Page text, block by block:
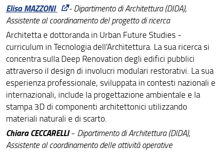
Elisa MAZZONI
- Dipartimento di Architettura (DIDA),
Assistente al coordinamento del progetto di ricerca
Architetta e dottoranda in Urban Future Studies -
curriculum in Tecnologia dell'Architettura. La sua ricerca si
concentra sulla Deep Renovation degli edifici pubblici
attraverso il design di involucri modulari restorativi. La sua
esperienza professionale, sviluppata in contesti nazionali e
internazionali, include la progettazione ambientale e la
stampa 3D di componenti architettonici utilizzando
materiali naturali e di scarto.
Chiara CECCARELLI - Dipartimento di Architettura (DIDA),
Assistente al coordinamento delle attività operative